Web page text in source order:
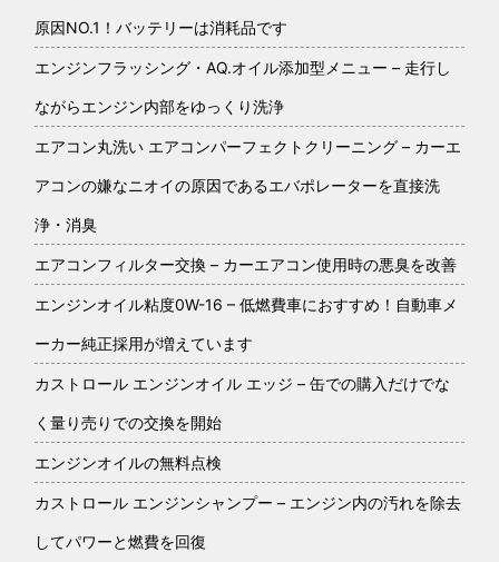
原因NO.1！バッテリーは消耗品です
エンジンフラッシング・AQ.オイル添加型メニュー – 走行し
ながらエンジン内部をゆっくり洗浄
エアコン丸洗い エアコンパーフェクトクリーニング – カーエ
アコンの嫌なニオイの原因であるエバポレーターを直接洗
浄・消臭
エアコンフィルター交換 – カーエアコン使用時の悪臭を改善
エンジンオイル粘度0W-16 – 低燃費車におすすめ！自動車メ
ーカー純正採用が増えています
カストロール エンジンオイル エッジ – 缶での購入だけでな
く量り売りでの交換を開始
エンジンオイルの無料点検
カストロール エンジンシャンプー – エンジン内の汚れを除去
してパワーと燃費を回復